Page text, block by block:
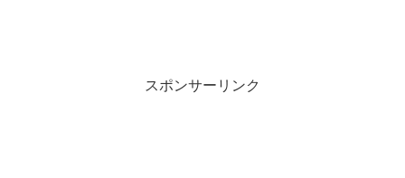
スポンサーリンク